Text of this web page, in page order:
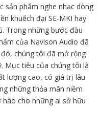
sản phẩm nghe nhạc dòng
khuếch đại SE-MKI hay
Trong những bước đầu
của Navison Audio đã
chúng tôi đã mở rộng
Mục tiêu của chúng tôi là
lượng cao, có giá trị lâu
những thỏa mãn niềm
cho những ai sở hữu